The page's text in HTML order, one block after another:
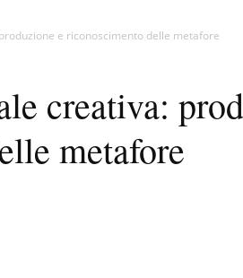
e riconoscimento delle metafore
creativa:
metafore